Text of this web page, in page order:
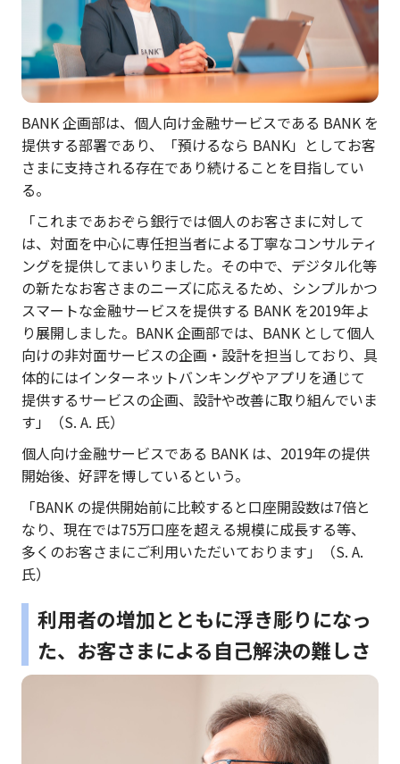
BANK 企画部は、個人向け金融サービスである BANK を
提供する部署であり、「預けるなら BANK」としてお客
さまに支持される存在であり続けることを目指してい
る。
「これまであおぞら銀行では個人のお客さまに対して
は、対面を中心に専任担当者による丁寧なコンサルティ
ングを提供してまいりました。その中で、デジタル化等
の新たなお客さまのニーズに応えるため、シンプルかつ
スマートな金融サービスを提供する BANK を2019年よ
り展開しました。BANK 企画部では、BANK として個人
向けの非対面サービスの企画・設計を担当しており、具
体的にはインターネットバンキングやアプリを通じて
提供するサービスの企画、設計や改善に取り組んでいま
す」（S. A. 氏）
個人向け金融サービスである BANK は、2019年の提供
開始後、好評を博しているという。
「BANK の提供開始前に比較すると口座開設数は7倍と
なり、現在では75万口座を超える規模に成長する等、
多くのお客さまにご利用いただいております」（S. A.
氏）
利用者の増加とともに浮き彫りになっ
た、お客さまによる自己解決の難しさ